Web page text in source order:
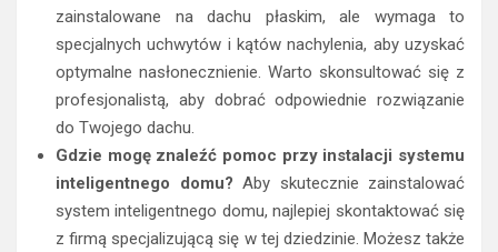
zainstalowane na dachu płaskim, ale wymaga to
specjalnych uchwytów i kątów nachylenia, aby uzyskać
optymalne nasłonecznienie. Warto skonsultować się z
profesjonalistą, aby dobrać odpowiednie rozwiązanie
do Twojego dachu.
Gdzie mogę znaleźć pomoc przy instalacji systemu
inteligentnego domu? Aby skutecznie zainstalować
system inteligentnego domu, najlepiej skontaktować się
z firmą specjalizującą się w tej dziedzinie. Możesz także